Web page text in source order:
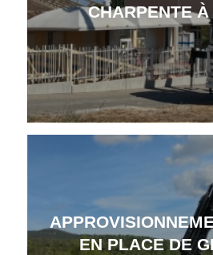
CHARPENTE
EN PLACE DE